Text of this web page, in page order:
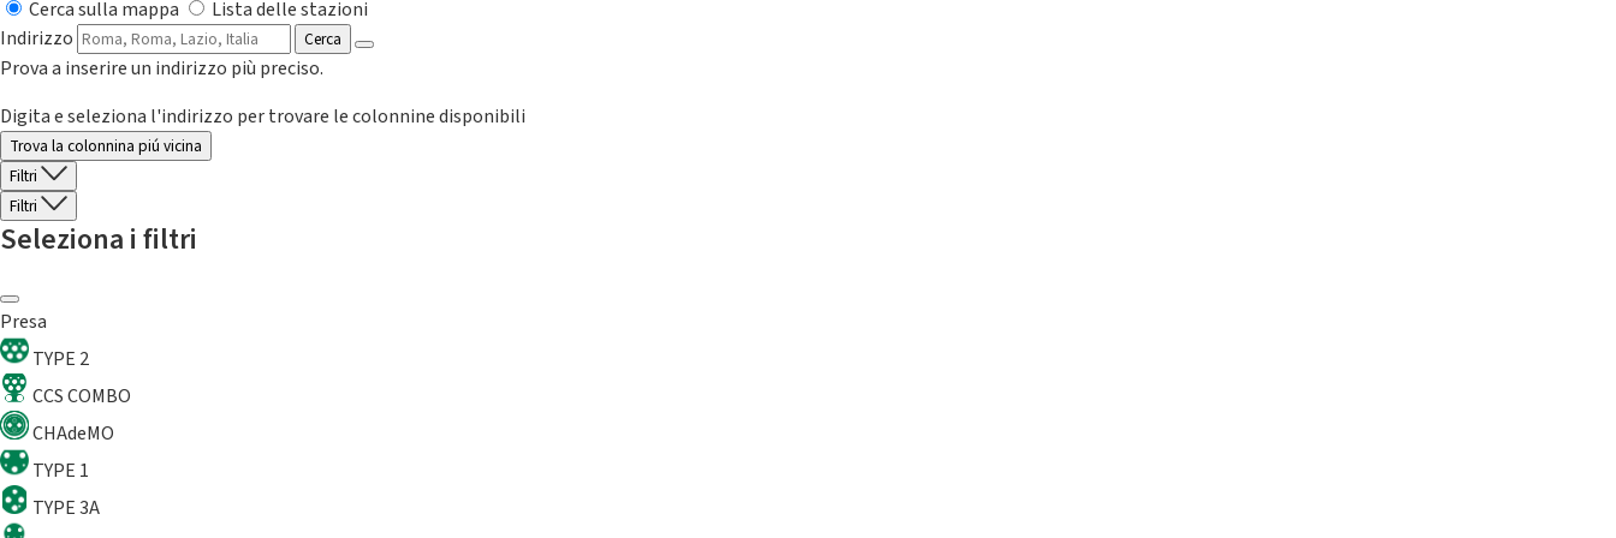
Cerca sulla mappa
Lista delle stazioni
Indirizzo
Cerca
Prova a inserire un indirizzo più preciso.
Digita e seleziona l'indirizzo per trovare le colonnine disponibili
Trova la colonnina piú vicina
Filtri
Filtri
Seleziona i filtri
Presa
TYPE 2
CCS COMBO
CHAdeMO
TYPE 1
TYPE 3A